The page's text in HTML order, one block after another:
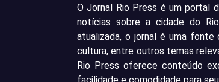
O Jornal Rio Press é um portal
notícias sobre a cidade do
atualizada, o jornal é uma
cultura, entre outros temas
Rio Press oferece conteúdo